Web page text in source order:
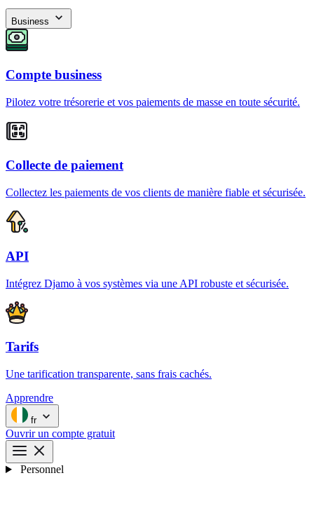
Business
Compte business
Pilotez votre trésorerie et vos paiements de masse en toute sécurité.
Collecte de paiement
Collectez les paiements de vos clients de manière fiable et sécurisée.
API
Intégrez Djamo à vos systèmes via une API robuste et sécurisée.
Tarifs
Une tarification transparente, sans frais cachés.
Apprendre
fr
Ouvrir un compte gratuit
Personnel